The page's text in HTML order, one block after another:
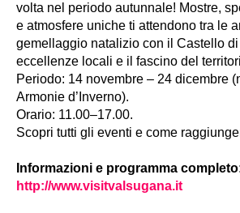
volta nel periodo autunnale! Mostre,
e atmosfere uniche ti attendono tra le
gemellaggio natalizio con il Castello
eccellenze locali e il fascino del
Periodo: 14 novembre – 24 dicembre
Armonie d’Inverno).
Orario: 11.00–17.00.
Scopri tutti gli eventi e come
Informazioni e programma
http://www.visitvalsugana.it